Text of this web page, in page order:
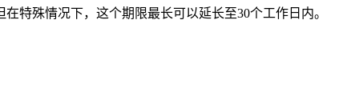
特殊情况下，这个期限最长可以延长至30个工作日内。